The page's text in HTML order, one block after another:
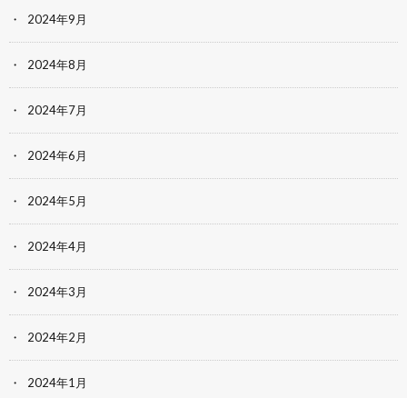
2024年9月
2024年8月
2024年7月
2024年6月
2024年5月
2024年4月
2024年3月
2024年2月
2024年1月